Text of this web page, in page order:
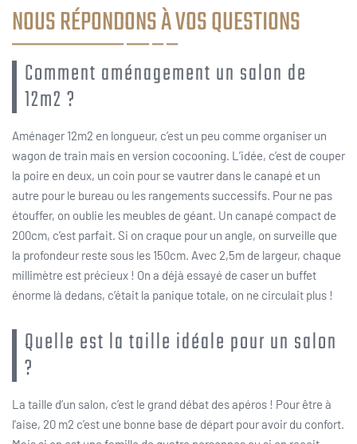
NOUS RÉPONDONS À VOS QUESTIONS
Comment aménagement un salon de
12m2 ?
Aménager 12m2 en longueur, c’est un peu comme organiser un
wagon de train mais en version cocooning. L’idée, c’est de couper
la poire en deux, un coin pour se vautrer dans le canapé et un
autre pour le bureau ou les rangements successifs. Pour ne pas
étouffer, on oublie les meubles de géant. Un canapé compact de
200cm, c’est parfait. Si on craque pour un angle, on surveille que
la profondeur reste sous les 150cm. Avec 2,5m de largeur, chaque
millimètre est précieux ! On a déjà essayé de caser un buffet
énorme là dedans, c’était la panique totale, on ne circulait plus !
Quelle est la taille idéale pour un salon
?
La taille d’un salon, c’est le grand débat des apéros ! Pour être à
l’aise, 20 m2 c’est une bonne base de départ pour avoir du confort.